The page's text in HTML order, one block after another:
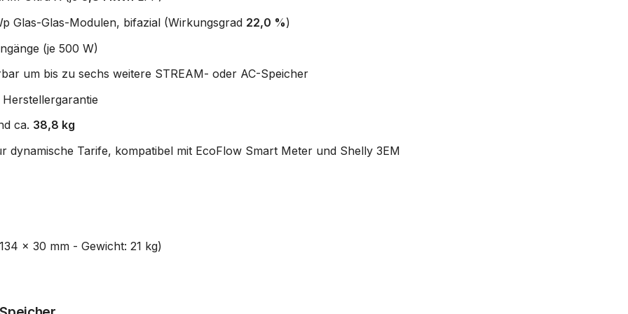
Glas-Glas-Modulen, bifazial (Wirkungsgrad 22,0 %)
(je 500 W)
um bis zu sechs weitere STREAM- oder AC-Speicher
Herstellergarantie
ca. 38,8 kg
Tarife, kompatibel mit EcoFlow Smart Meter und Shelly 3EM
x 30 mm - Gewicht: 21 kg)